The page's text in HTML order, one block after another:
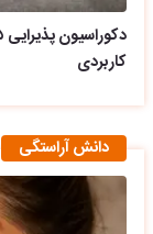
کاربردی
دانش آراستگی